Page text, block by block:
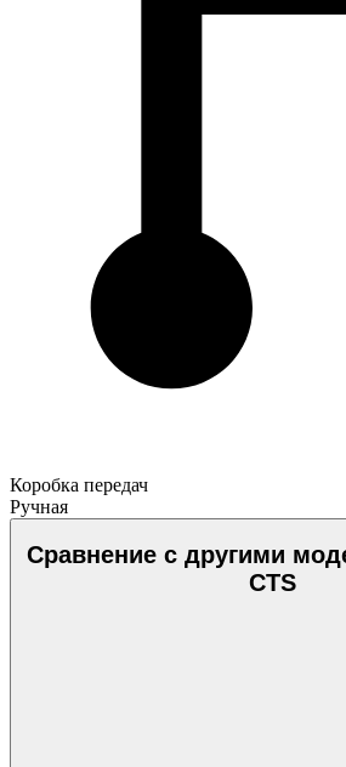
Коробка передач
Ручная
Сравнение с другими
CTS